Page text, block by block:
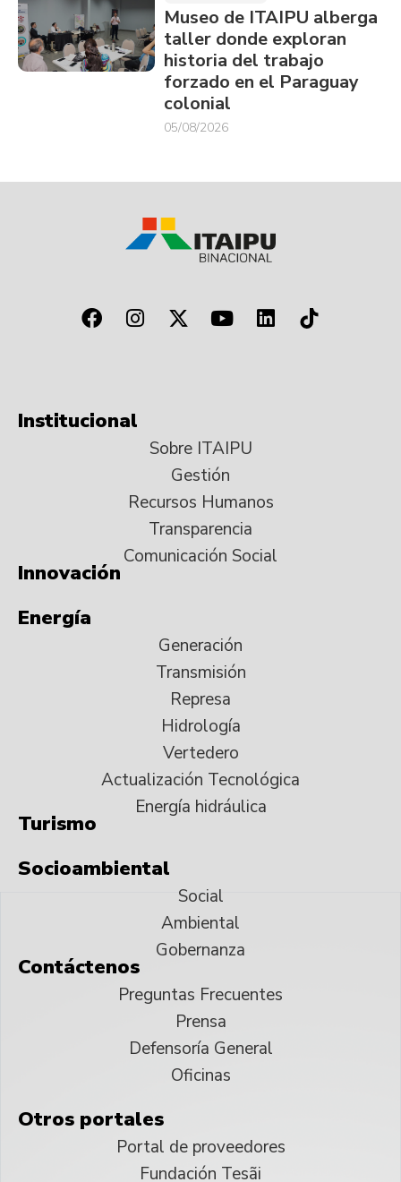
Museo de ITAIPU alberga
taller donde exploran
historia del trabajo
forzado en el Paraguay
colonial
05/08/2026
Institucional
Sobre ITAIPU
Gestión
Recursos Humanos
Transparencia
Comunicación Social
Innovación
Energía
Generación
Transmisión
Represa
Hidrología
Vertedero
Actualización Tecnológica
Energía hidráulica
Turismo
Socioambiental
Social
Ambiental
Gobernanza
Contáctenos
Preguntas Frecuentes
Prensa
Defensoría General
Oficinas
Otros portales
Portal de proveedores
Fundación Tesãi